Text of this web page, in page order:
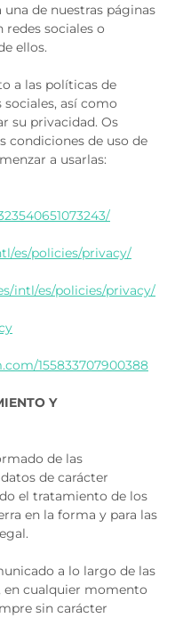
una de nuestras páginas
sociales o
ellos.
a las políticas de
así como
su privacidad. Os
condiciones de uso de
a usarlas:
es/policies/privacy/
intl/es/policies/privacy/
155833707900388
Y
de las
de carácter
el tratamiento de los
en la forma y para las
a lo largo de las
en cualquier momento
sin carácter